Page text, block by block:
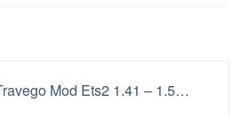
Mod Ets2 1.41 – 1.5…